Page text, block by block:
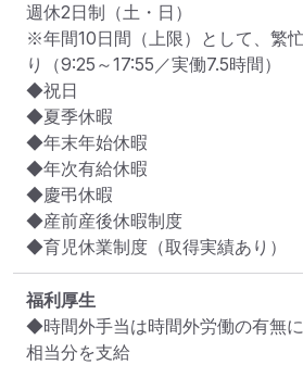
週休2日制（土・日）
※年間10日間（上限）として、繁
り（9:25～17:55／実働7.5時間）
◆祝日
◆夏季休暇
◆年末年始休暇
◆年次有給休暇
◆慶弔休暇
◆産前産後休暇制度
◆育児休業制度（取得実績あり）
福利厚生
◆時間外手当は時間外労働の有無
相当分を支給